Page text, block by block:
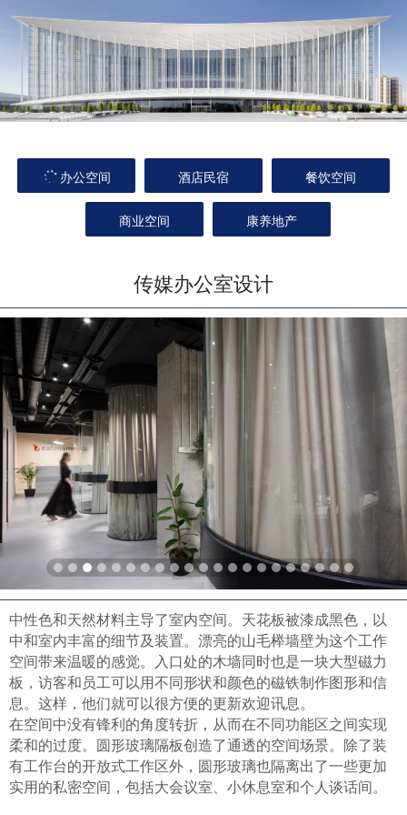
办公空间 酒店民宿 餐饮空间
商业空间 康养地产
传媒办公室设计
中性色和天然材料主导了室内空间。天花板被漆成黑色，以
中和室内丰富的细节及装置。漂亮的山毛榉墙壁为这个工作
空间带来温暖的感觉。入口处的木墙同时也是一块大型磁力
板，访客和员工可以用不同形状和颜色的磁铁制作图形和信
息。这样，他们就可以很方便的更新欢迎讯息。
在空间中没有锋利的角度转折，从而在不同功能区之间实现
柔和的过度。圆形玻璃隔板创造了通透的空间场景。除了装
有工作台的开放式工作区外，圆形玻璃也隔离出了一些更加
实用的私密空间，包括大会议室、小休息室和个人谈话间。